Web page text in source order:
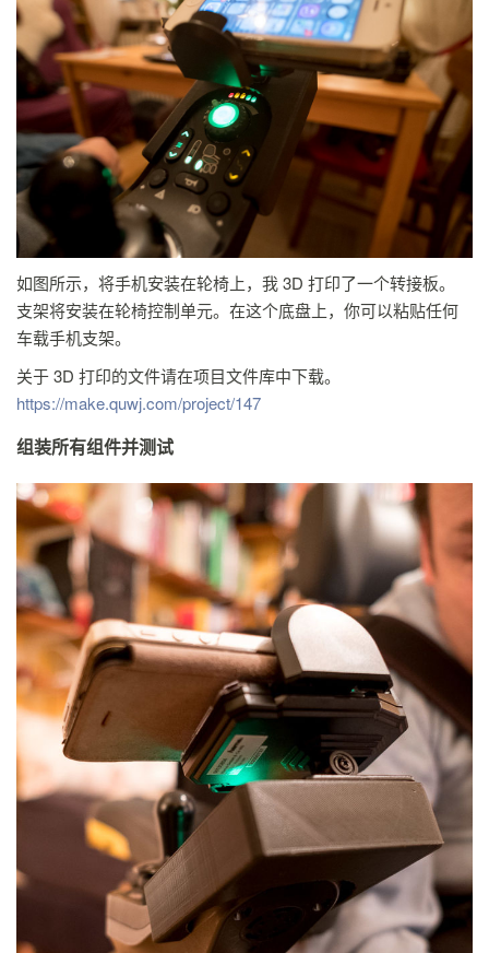
如图所示，将手机安装在轮椅上，我 3D 打印了一个转接板。
支架将安装在轮椅控制单元。在这个底盘上，你可以粘贴任何
车载手机支架。
关于 3D 打印的文件请在项目文件库中下载。
https://make.quwj.com/project/147
组装所有组件并测试